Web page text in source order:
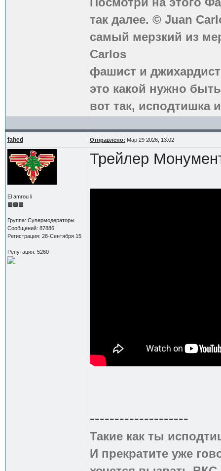
так далее. © Juan
самый мерзкий из
Carlos
фашист и
это какой нужно
вот так, исподтишка
fahed Отправлено: Мар 29 2026, 13:02
El amrou li
Группа: Супермодераторы
Сообщений: 87886
Регистрация: 28-Сентября 15
Репутация: 5260
Трейлер
--------------------
Такие как ты
И прекратите уже